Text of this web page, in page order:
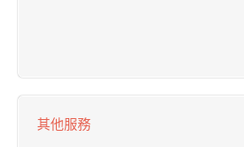
其他服務